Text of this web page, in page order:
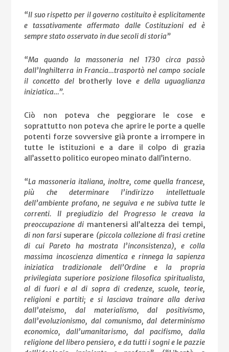
“Il suo rispetto per il governo costituito è esplicitamente
e tassativamente affermato dalle Costituzioni ed è
sempre stato osservato in due secoli di storia”
“Ma quando la massoneria nel 1730 circa passò
dall’Inghilterra in Francia…trasportò nel campo sociale
il concetto del brotherly love e della uguaglianza
iniziatica…”.
Ciò non poteva che peggiorare le cose e
soprattutto non poteva che aprire le porte a quelle
potenti forze sovversive già pronte a irrompere in
tutte le istituzioni e a dare il colpo di grazia
all’assetto politico europeo minato dall’interno.
“La massoneria italiana, inoltre, come quella francese,
più che determinare l’indirizzo intellettuale
dell’ambiente profano, ne seguiva e ne subiva tutte le
correnti. Il pregiudizio del Progresso le creava la
preoccupazione di mantenersi all’altezza dei tempi,
di non farsi superare (piccola collezione di frasi cretine
di cui Pareto ha mostrata l’inconsistenza), e colla
massima incoscienza dimentica e rinnega la sapienza
iniziatica tradizionale dell’Ordine e la propria
privilegiata superiore posizione filosofica spiritualista,
al di fuori e al di sopra di credenze, scuole, teorie,
religioni e partiti; e si lasciava trainare alla deriva
dall’ateismo, dal materialismo, dal positivismo,
dall’evoluzionismo, dal comunismo, dal determinismo
economico, dall’umanitarismo, dal pacifismo, dalla
religione del libero pensiero, e da tutti i sogni e le pazzie